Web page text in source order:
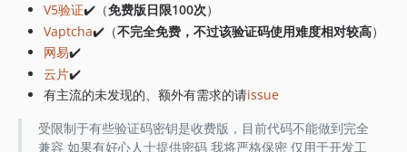
V5验证✔️（免费版日限100次）
Vaptcha✔️（不完全免费，不过该验证码使用难度相对较高）
网易✔️
云片✔️
有主流的未发现的、额外有需求的请issue
受限制于有些验证码密钥是收费版，目前代码不能做到完全
兼容 如果有好心人士提供密码 我将严格保密 仅用于开发工